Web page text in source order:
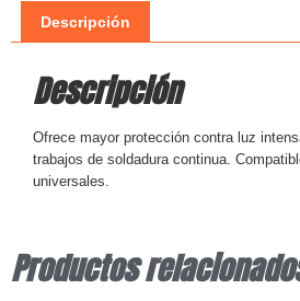
Descripción
Descripción
Ofrece mayor protección contra luz
trabajos de soldadura continua.
universales.
Productos